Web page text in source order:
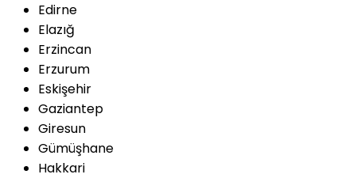
Edirne
Elazığ
Erzincan
Erzurum
Eskişehir
Gaziantep
Giresun
Gümüşhane
Hakkari